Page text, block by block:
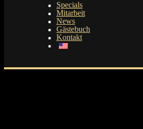
Specials
Mitarbeit
News
Gästebuch
Kontakt